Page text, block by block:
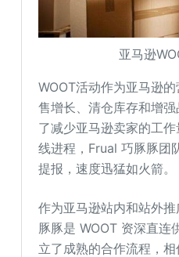
亚马逊
WOOT活动作为亚马逊
售增长、清仓库存和增
了减少亚马逊卖家的工
线进程，Frual 巧豚豚团
提报，速度迅猛如火箭。
作为亚马逊站内和站外
豚豚是 WOOT 资深直连
立了成熟的合作流程，